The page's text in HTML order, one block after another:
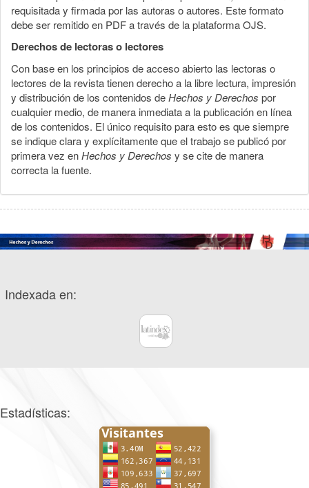
requisitada y firmada por las autoras o autores. Este formato
debe ser remitido en PDF a través de la plataforma OJS.
Derechos de lectoras o lectores
Con base en los principios de acceso abierto las lectoras o
lectores de la revista tienen derecho a la libre lectura, impresión
y distribución de los contenidos deHechos y Derechos por
cualquier medio, de manera inmediata a la publicación en línea
de los contenidos. El único requisito para esto es que siempre
se indique clara y explícitamente que el trabajo se publicó por
primera vez enHechos y Derechos y se cite de manera
correcta la fuente.
Indexada en:
Estadísticas: